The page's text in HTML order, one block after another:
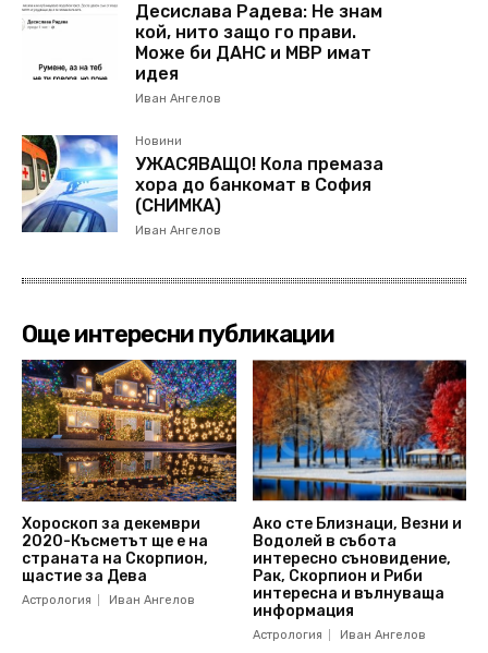
Десислава Радева: Не знам
кой, нито защо го прави.
Може би ДАНС и МВР имат
идея
Иван Ангелов
Новини
УЖАСЯВАЩО! Кола премаза
хора до банкомат в София
(СНИМКА)
Иван Ангелов
Още интересни публикации
Хороскоп за декември
2020-Късметът ще е на
страната на Скорпион,
щастие за Дева
Астрология Иван Ангелов
Ако сте Близнаци, Везни и
Водолей в събота
интересно съновидение,
Рак, Скорпион и Риби
интересна и вълнуваща
информация
Астрология Иван Ангелов